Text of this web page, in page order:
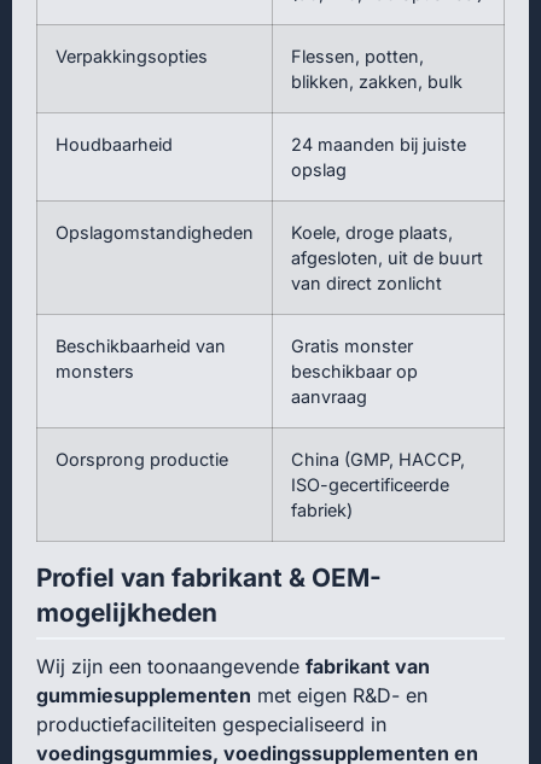
Verpakkingsopties
Flessen, potten,
blikken, zakken, bulk
Houdbaarheid
24 maanden bij juiste
opslag
Opslagomstandigheden
Koele, droge plaats,
afgesloten, uit de buurt
van direct zonlicht
Beschikbaarheid van
monsters
Gratis monster
beschikbaar op
aanvraag
Oorsprong productie
China (GMP, HACCP,
ISO-gecertificeerde
fabriek)
Profiel van fabrikant & OEM-
mogelijkheden
Wij zijn een toonaangevende fabrikant van
gummiesupplementen met eigen R&D- en
productiefaciliteiten gespecialiseerd in
voedingsgummies, voedingssupplementen en